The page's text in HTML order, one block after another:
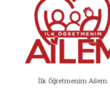
İlk Öğretmenim Ailem